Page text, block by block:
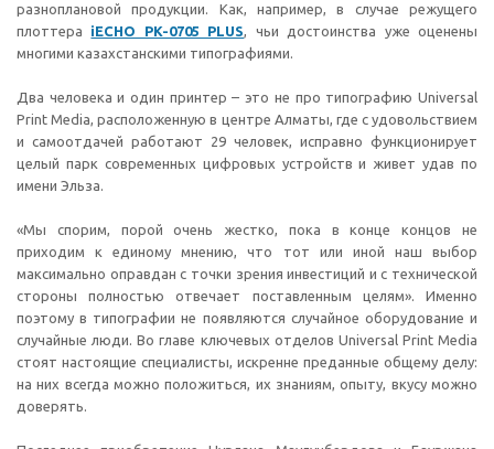
разноплановой продукции. Как, например, в случае режущего
плоттера iECHO PK-0705 PLUS, чьи достоинства уже оценены
многими казахстанскими типографиями.
Два человека и один принтер – это не про типографию Universal
Print Media, расположенную в центре Алматы, где с удовольствием
и самоотдачей работают 29 человек, исправно функционирует
целый парк современных цифровых устройств и живет удав по
имени Эльза.
«Мы спорим, порой очень жестко, пока в конце концов не
приходим к единому мнению, что тот или иной наш выбор
максимально оправдан с точки зрения инвестиций и с технической
стороны полностью отвечает поставленным целям». Именно
поэтому в типографии не появляются случайное оборудование и
случайные люди. Во главе ключевых отделов Universal Print Media
стоят настоящие специалисты, искренне преданные общему делу:
на них всегда можно положиться, их знаниям, опыту, вкусу можно
доверять.